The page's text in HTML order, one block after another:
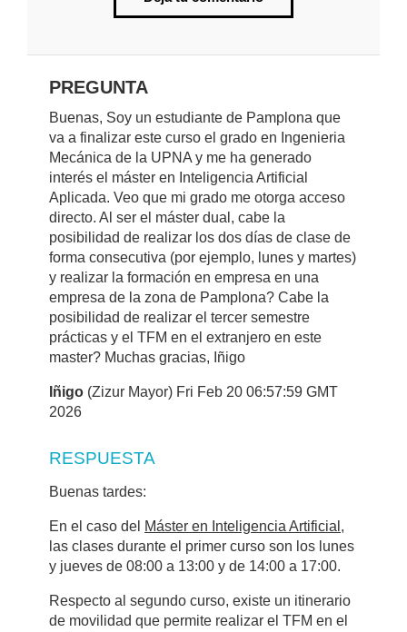
PREGUNTA
Buenas, Soy un estudiante de Pamplona que
va a finalizar este curso el grado en Ingenieria
Mecánica de la UPNA y me ha generado
interés el máster en Inteligencia Artificial
Aplicada. Veo que mi grado me otorga acceso
directo. Al ser el máster dual, cabe la
posibilidad de realizar los dos días de clase de
forma consecutiva (por ejemplo, lunes y martes)
y realizar la formación en empresa en una
empresa de la zona de Pamplona? Cabe la
posibilidad de realizar el tercer semestre
prácticas y el TFM en el extranjero en este
master? Muchas gracias, Iñigo
Iñigo (Zizur Mayor) Fri Feb 20 06:57:59 GMT
2026
RESPUESTA
Buenas tardes:
En el caso del Máster en Inteligencia Artificial ,
las clases durante el primer curso son los lunes
y jueves de 08:00 a 13:00 y de 14:00 a 17:00.
Respecto al segundo curso, existe un itinerario
de movilidad que permite realizar el TFM en el